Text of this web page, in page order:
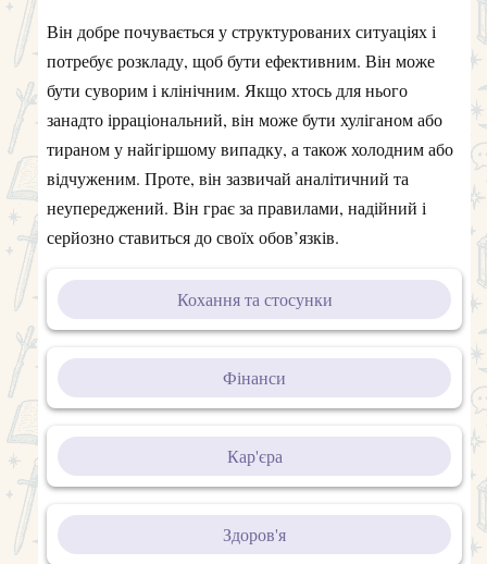
Він добре почувається у структурованих ситуаціях і
потребує розкладу, щоб бути ефективним. Він може
бути суворим і клінічним. Якщо хтось для нього
занадто ірраціональний, він може бути хуліганом або
тираном у найгіршому випадку, а також холодним або
відчуженим. Проте, він зазвичай аналітичний та
неупереджений. Він грає за правилами, надійний і
серйозно ставиться до своїх обов’язків.
Кохання та стосунки
Фінанси
Кар'єра
Здоров'я